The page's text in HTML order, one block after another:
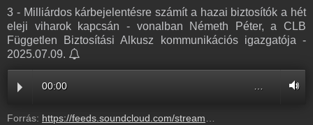
3 - Milliárdos kárbejelentésre számít a hazai biztosítók a hét
eleji viharok kapcsán - vonalban Németh Péter, a CLB
Független Biztosítási Alkusz kommunikációs igazgatója -
2025.07.09.
00:00
Forrás: https://feeds.soundcloud.com/stream/2127226431-radio1hungary-3-milliardos-karbejelentesre-szamit-a-hazai-biztositok-a-het-eleji-viharok-kapcsan-vonalban-nemeth-peter-a-clb-fuggetlen-biztositasi-alkusz-kommunikacios-igazgatoja-3.mp3